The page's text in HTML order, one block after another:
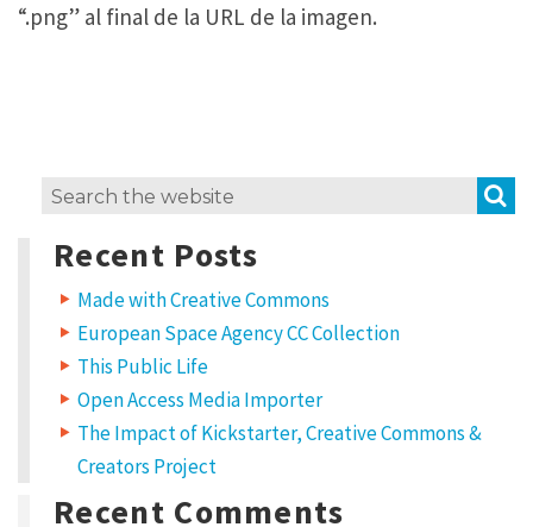
“.png” al final de la URL de la imagen.
Search
Recent Posts
Made with Creative Commons
European Space Agency CC Collection
This Public Life
Open Access Media Importer
The Impact of Kickstarter, Creative Commons &
Creators Project
Recent Comments